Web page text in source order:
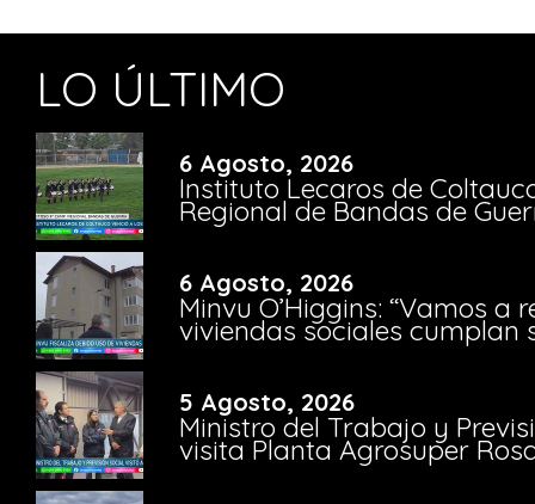
LO ÚLTIMO
6 Agosto, 2026
Instituto Lecaros de
Regional de Bandas de
6 Agosto, 2026
Minvu O’Higgins: “Vamos a
viviendas sociales cumplan
5 Agosto, 2026
Ministro del Trabajo y
visita Planta Agrosuper